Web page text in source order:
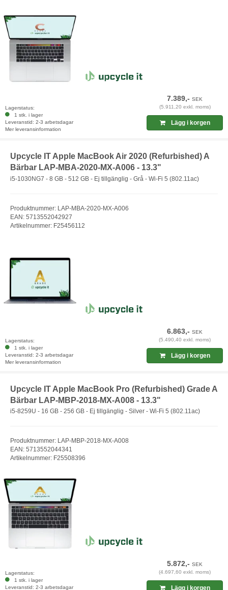
Lagerstatus:
1 stk. i lager
Leveranstid: 2-3 arbetsdagar
Mer leveransinformation
7.389,-SEK
(5.911,20 exkl. moms)
Lägg i korgen
Upcycle IT Apple MacBook Air 2020 (Refurbished) A
Bärbar LAP-MBA-2020-MX-A006 - 13.3"
i5-1030NG7 - 8 GB - 512 GB - Ej tillgänglig - Grå - Wi-Fi 5 (802.11ac)
Produktnummer: LAP-MBA-2020-MX-A006
EAN: 5713552042927
Artikelnummer: F25456112
Lagerstatus:
1 stk. i lager
Leveranstid: 2-3 arbetsdagar
Mer leveransinformation
6.863,-SEK
(5.490,40 exkl. moms)
Lägg i korgen
Upcycle IT Apple MacBook Pro (Refurbished) Grade A
Bärbar LAP-MBP-2018-MX-A008 - 13.3"
i5-8259U - 16 GB - 256 GB - Ej tillgänglig - Silver - Wi-Fi 5 (802.11ac)
Produktnummer: LAP-MBP-2018-MX-A008
EAN: 5713552044341
Artikelnummer: F25508396
Lagerstatus:
1 stk. i lager
Leveranstid: 2-3 arbetsdagar
5.872,-SEK
(4.697,60 exkl. moms)
Lägg i korgen